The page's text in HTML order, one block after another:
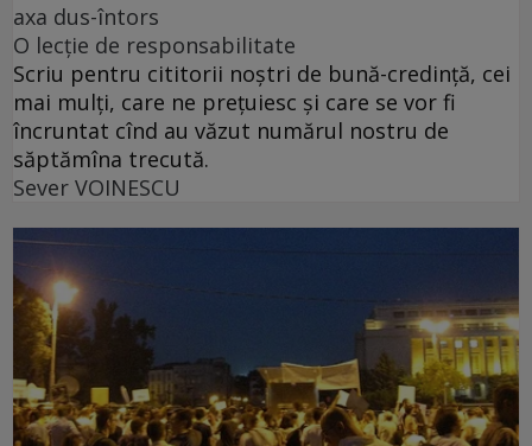
axa dus-întors
O lecție de responsabilitate
Scriu pentru cititorii noștri de bună-credință, cei
mai mulți, care ne prețuiesc și care se vor fi
încruntat cînd au văzut numărul nostru de
săptămîna trecută.
Sever VOINESCU